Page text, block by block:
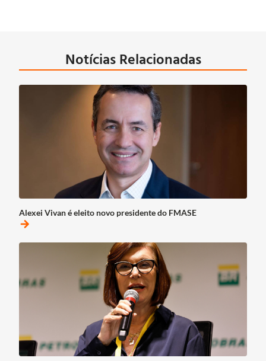
Notícias Relacionadas
Alexei Vivan é eleito novo presidente do FMASE
arrow_forward